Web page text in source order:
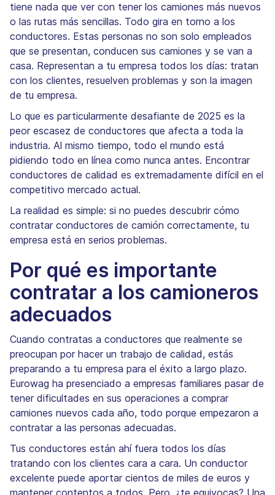
tiene nada que ver con tener los camiones más nuevos
o las rutas más sencillas. Todo gira en torno a los
conductores. Estas personas no son solo empleados
que se presentan, conducen sus camiones y se van a
casa. Representan a tu empresa todos los días: tratan
con los clientes, resuelven problemas y son la imagen
de tu empresa.
Lo que es particularmente desafiante de 2025 es la
peor escasez de conductores que afecta a toda la
industria. Al mismo tiempo, todo el mundo está
pidiendo todo en línea como nunca antes. Encontrar
conductores de calidad es extremadamente difícil en el
competitivo mercado actual.
La realidad es simple: si no puedes descubrir cómo
contratar conductores de camión correctamente, tu
empresa está en serios problemas.
Por qué es importante
contratar a los camioneros
adecuados
Cuando contratas a conductores que realmente se
preocupan por hacer un trabajo de calidad, estás
preparando a tu empresa para el éxito a largo plazo.
Eurowag ha presenciado a empresas familiares pasar de
tener dificultades en sus operaciones a comprar
camiones nuevos cada año, todo porque empezaron a
contratar a las personas adecuadas.
Tus conductores están ahí fuera todos los días
tratando con los clientes cara a cara. Un conductor
excelente puede aportar cientos de miles de euros y